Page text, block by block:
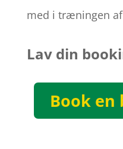
med i træningen
Lav din
Book en